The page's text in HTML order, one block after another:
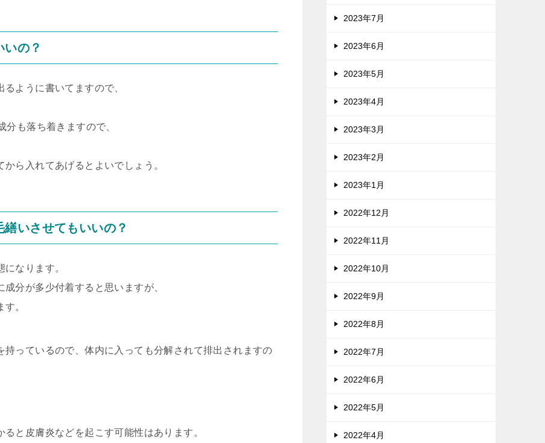
の？
ように書いてますので、
も落ち着きますので、
ら入れてあげるとよいでしょう。
いさせてもいいの？
なります。
分が多少付着すると思いますが、
。
っているので、体内に入っても分解されて排出されますの
と皮膚炎などを起こす可能性はあります。
2023年7月
2023年6月
2023年5月
2023年4月
2023年3月
2023年2月
2023年1月
2022年12月
2022年11月
2022年10月
2022年9月
2022年8月
2022年7月
2022年6月
2022年5月
2022年4月